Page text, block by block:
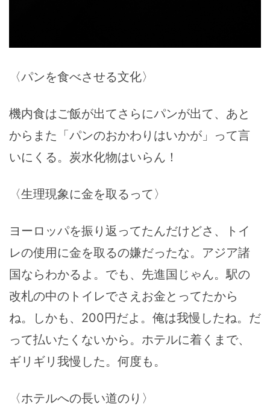
〈パンを食べさせる文化〉
機内食はご飯が出てさらにパンが出て、あと
からまた「パンのおかわりはいかが」って言
いにくる。炭水化物はいらん！
〈生理現象に金を取るって〉
ヨーロッパを振り返ってたんだけどさ、トイ
レの使用に金を取るの嫌だったな。アジア諸
国ならわかるよ。でも、先進国じゃん。駅の
改札の中のトイレでさえお金とってたから
ね。しかも、200円だよ。俺は我慢したね。だ
って払いたくないから。ホテルに着くまで、
ギリギリ我慢した。何度も。
〈ホテルへの長い道のり〉